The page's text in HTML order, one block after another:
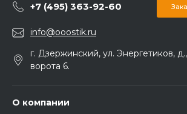
+7 (495) 363-92-60
info@ooostik.ru
г. Дзержинский, ул. Энергетиков,
ворота 6.
О компании